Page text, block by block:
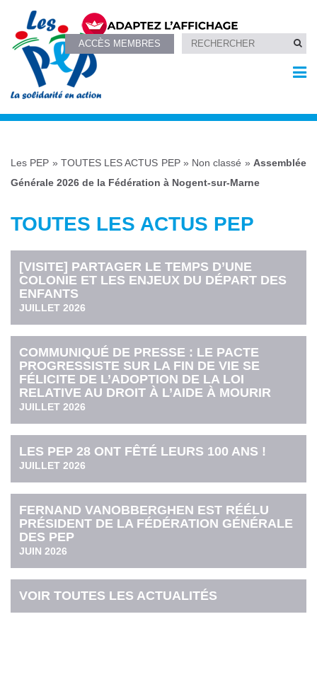
ACCÈS MEMBRES
Les PEP » TOUTES LES ACTUS PEP» Non classé » Assemblée
Générale 2026 de la Fédération à Nogent-sur-Marne
TOUTES LES ACTUS PEP
[VISITE] PARTAGER LE TEMPS D’UNE
COLONIE ET LES ENJEUX DU DÉPART DES
ENFANTS
JUILLET 2026
COMMUNIQUÉ DE PRESSE : LE PACTE
PROGRESSISTE SUR LA FIN DE VIE SE
FÉLICITE DE L’ADOPTION DE LA LOI
RELATIVE AU DROIT À L’AIDE À MOURIR
JUILLET 2026
LES PEP 28 ONT FÊTÉ LEURS 100 ANS !
JUILLET 2026
FERNAND VANOBBERGHEN EST RÉÉLU
PRÉSIDENT DE LA FÉDÉRATION GÉNÉRALE
DES PEP
JUIN 2026
VOIR TOUTES LES ACTUALITÉS